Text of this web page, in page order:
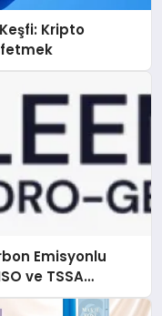
Kripto
Emisyonlu
ve TSSA